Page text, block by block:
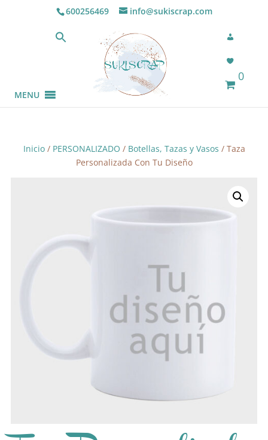
600256469 info@sukiscrap.com
0
MENU
Inicio/ PERSONALIZADO / Botellas, Tazas y Vasos / Taza
Personalizada Con Tu Diseño